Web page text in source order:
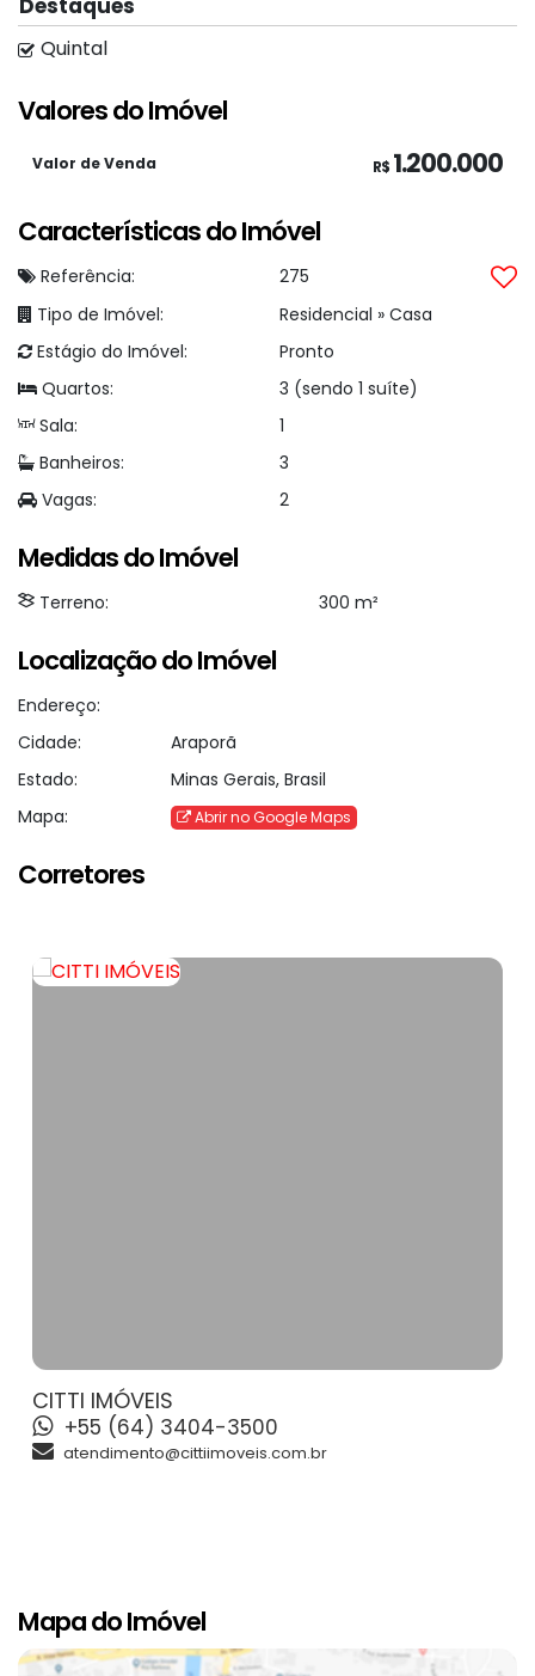
economia.
📐 Área do terreno: 300 m²
Destaques
Quintal
Valores do Imóvel
R$ 1.200.000
Valor de Venda
Características do Imóvel
Referência:
275
Tipo de Imóvel:
Residencial » Casa
Estágio do Imóvel:
Pronto
Quartos:
3 (sendo 1 suíte)
Sala:
1
Banheiros:
3
Vagas:
2
Medidas do Imóvel
Terreno: 300 m²
Localização do Imóvel
Endereço:
Cidade:
Araporã
Estado:
Minas Gerais, Brasil
Mapa:
Abrir no Google Maps
Corretores
CITTI IMÓVEIS
+55 (64) 3404-3500
atendimento@cittiimoveis.com.br
Mapa do Imóvel